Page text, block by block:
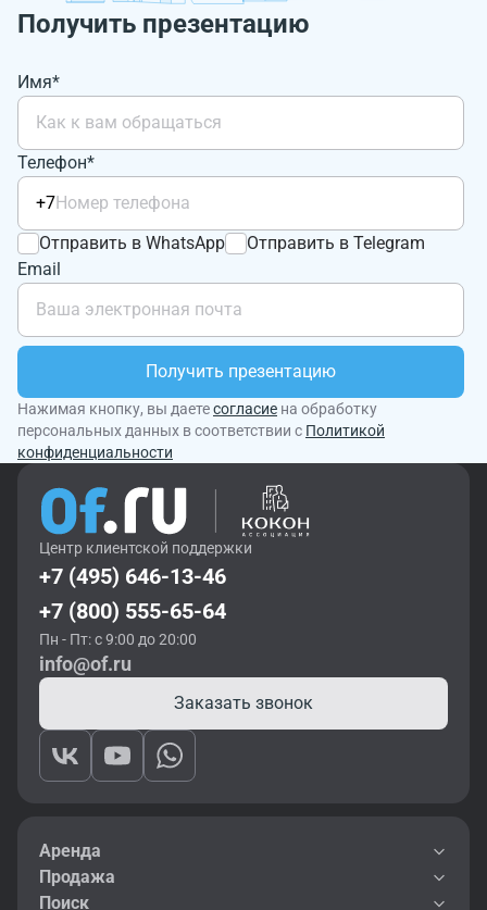
Получить презентацию
Имя*
Телефон*
+7
Отправить в WhatsApp
Отправить в Telegram
Email
Получить презентацию
Нажимая кнопку, вы даетесогласие на обработку
персональных данных в соответствии с Политикой
конфиденциальности
Центр клиентской поддержки
+7 (495) 646-13-46
+7 (800) 555-65-64
Пн - Пт: с 9:00 до 20:00
info@of.ru
Заказать звонок
Аренда
Продажа
Поиск